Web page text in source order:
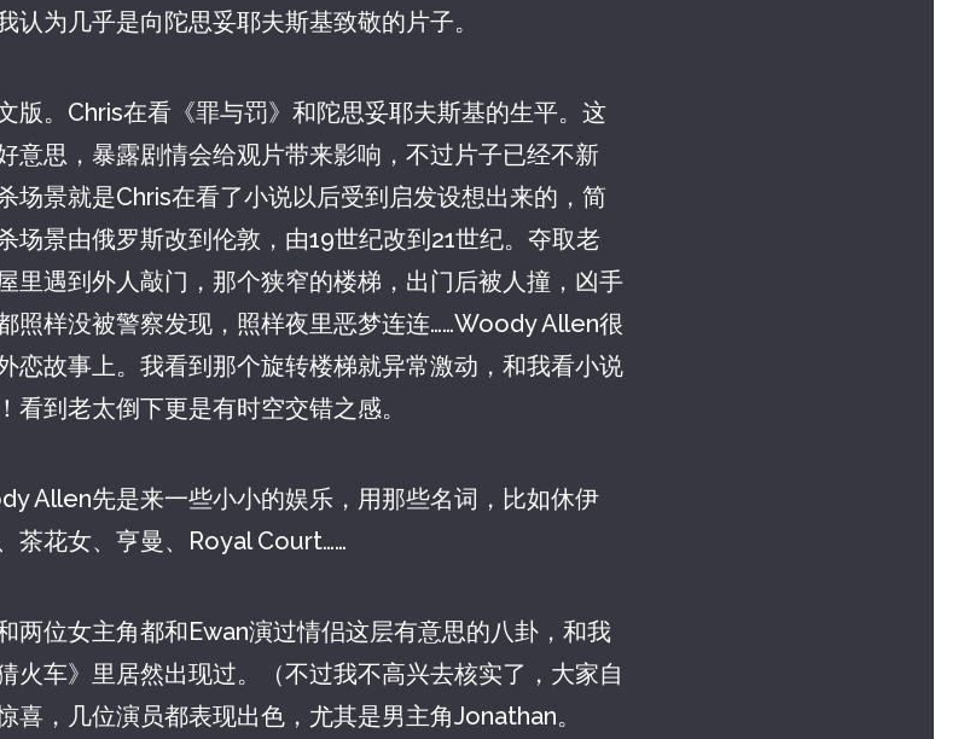
认为几乎是向陀思妥耶夫斯基致敬的片子。
版。Chris在看《罪与罚》和陀思妥耶夫斯基的生平。这
意思，暴露剧情会给观片带来影响，不过片子已经不新
场景就是Chris在看了小说以后受到启发设想出来的，简
场景由俄罗斯改到伦敦，由19世纪改到21世纪。夺取老
里遇到外人敲门，那个狭窄的楼梯，出门后被人撞，凶手
照样没被警察发现，照样夜里恶梦连连……Woody Allen很
恋故事上。我看到那个旋转楼梯就异常激动，和我看小说
看到老太倒下更是有时空交错之感。
Allen先是来一些小小的娱乐，用那些名词，比如休伊
茶花女、亨曼、Royal Court……
两位女主角都和Ewan演过情侣这层有意思的八卦，和我
火车》里居然出现过。（不过我不高兴去核实了，大家自
喜，几位演员都表现出色，尤其是男主角Jonathan。